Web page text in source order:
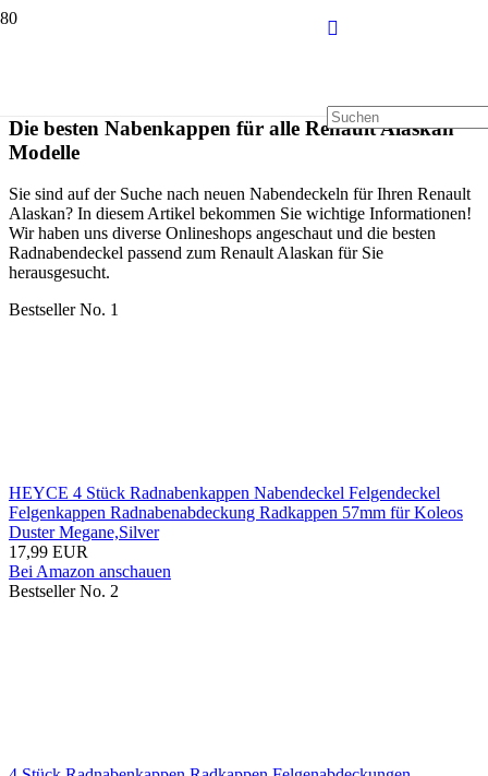
Die besten Nabenkappen für alle Renault Alaskan
Modelle
Sie sind auf der Suche nach neuen Nabendeckeln für Ihren Renault
Alaskan? In diesem Artikel bekommen Sie wichtige Informationen!
Wir haben uns diverse Onlineshops angeschaut und die besten
Radnabendeckel passend zum Renault Alaskan für Sie
herausgesucht.
Bestseller No. 1
HEYCE 4 Stück Radnabenkappen Nabendeckel Felgendeckel
Felgenkappen Radnabenabdeckung Radkappen 57mm für Koleos
Duster Megane,Silver
17,99 EUR
Bei Amazon anschauen
Bestseller No. 2